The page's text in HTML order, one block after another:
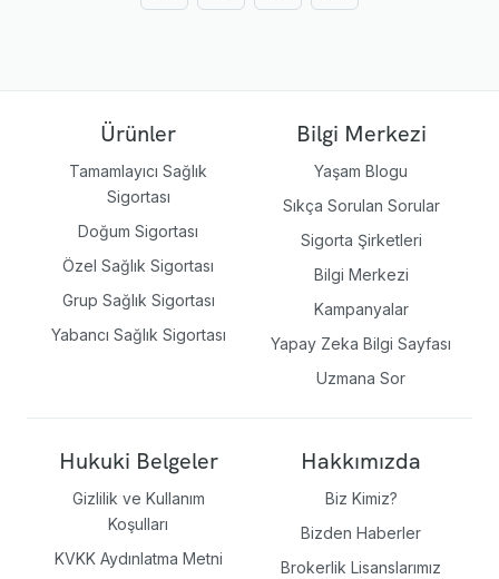
Ürünler
Tamamlayıcı Sağlık
Sigortası
Doğum Sigortası
Özel Sağlık Sigortası
Grup Sağlık Sigortası
Yabancı Sağlık Sigortası
Bilgi Merkezi
Yaşam Blogu
Sıkça Sorulan Sorular
Sigorta Şirketleri
Bilgi Merkezi
Kampanyalar
Yapay Zeka Bilgi Sayfası
Uzmana Sor
Hukuki Belgeler
Gizlilik ve Kullanım
Koşulları
KVKK Aydınlatma Metni
Hakkımızda
Biz Kimiz?
Bizden Haberler
Brokerlik Lisanslarımız